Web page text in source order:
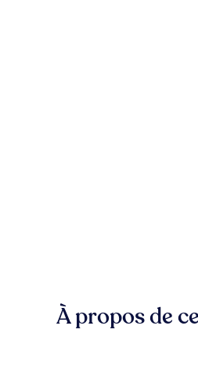
À propos de